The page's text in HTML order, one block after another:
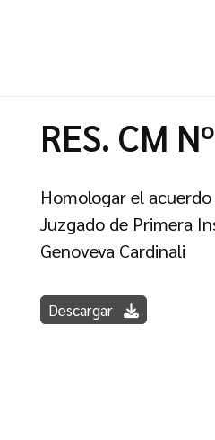
RES. CM
Homologar el
Juzgado de Primera
Genoveva Cardinali
Descargar